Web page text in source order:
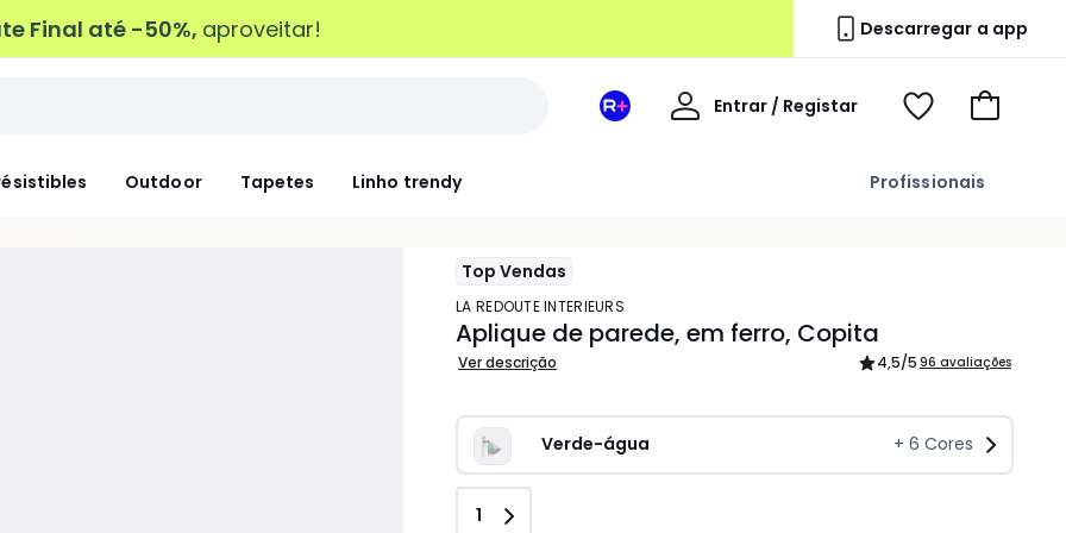
Final até -50%, aproveitar! Descarregar a app
Outdoor Tapetes Linho trendy Profissionais
Espaço
Entrar / Registar
Voir
Ir
carrinho
Top Vendas
LA REDOUTE INTERIEURS
Aplique de parede, em ferro, Copita
Ver descrição 4,5/5 96 avaliações
Verde-água + 6 Cores
Quantidade
1